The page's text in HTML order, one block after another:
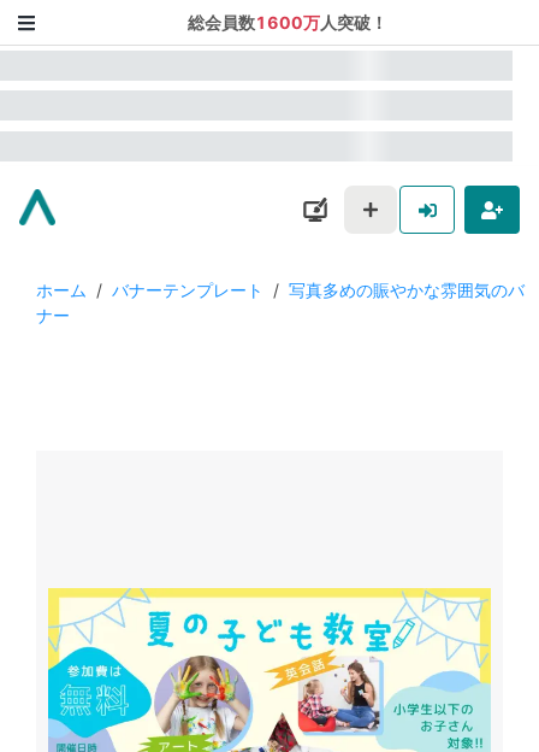
総会員数1600万人突破！
ホーム / バナーテンプレート / 写真多めの賑やかな雰囲気のバ
ナー